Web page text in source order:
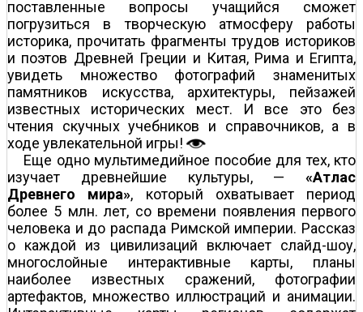
поставленные вопросы учащийся сможет
погрузиться в творческую атмосферу работы
историка, прочитать фрагменты трудов историков
и поэтов Древней Греции и Китая, Рима и Египта,
увидеть множество фотографий знаменитых
памятников искусства, архитектуры, пейзажей
известных исторических мест. И все это без
чтения скучных учебников и справочников, а в
ходе увлекательной игры!
Еще одно мультимедийное пособие для тех, кто
изучает древнейшие культуры, — «Атлас
Древнего мира», который охватывает период
более 5 млн. лет, со времени появления первого
человека и до распада Римской империи. Рассказ
о каждой из цивилизаций включает слайд-шоу,
многослойные интерактивные карты, планы
наиболее известных сражений, фотографии
артефактов, множество иллюстраций и анимации.